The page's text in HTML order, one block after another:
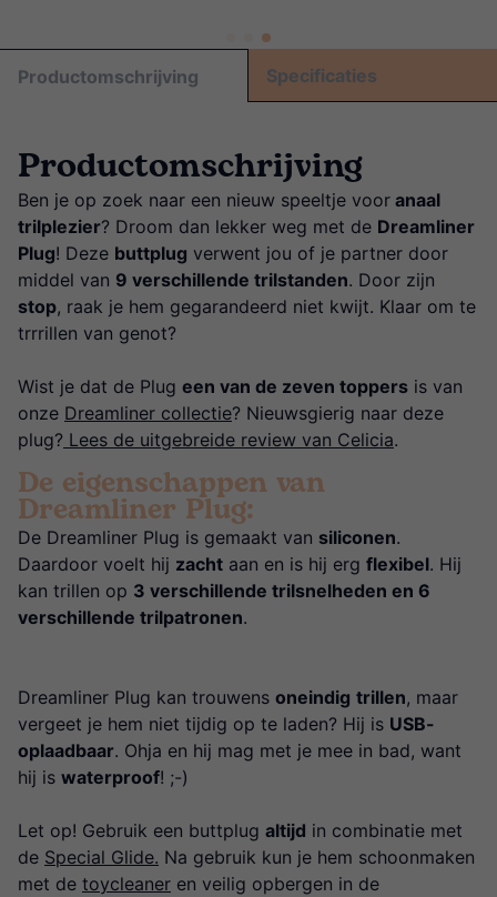
Productomschrijving Specificaties
Productomschrijving
Ben je op zoek naar een nieuw speeltje voor anaal
trilplezier? Droom dan lekker weg met de Dreamliner
Plug! Deze buttplug verwent jou of je partner door
middel van 9 verschillende trilstanden. Door zijn
stop, raak je hem gegarandeerd niet kwijt. Klaar om te
trrrillen van genot?
Wist je dat de Plug een van de zeven toppers is van
onze Dreamliner collectie? Nieuwsgierig naar deze
plug? Lees de uitgebreide review van Celicia.
De eigenschappen van
Dreamliner Plug:
De Dreamliner Plug is gemaakt van siliconen.
Daardoor voelt hij zacht aan en is hij erg flexibel. Hij
kan trillen op 3 verschillende trilsnelheden en 6
verschillende trilpatronen.
Dreamliner Plug kan trouwens oneindig trillen, maar
vergeet je hem niet tijdig op te laden? Hij is USB-
oplaadbaar. Ohja en hij mag met je mee in bad, want
hij is waterproof! ;-)
Let op! Gebruik een buttplug altijd in combinatie met
de Special Glide. Na gebruik kun je hem schoonmaken
met de toycleaner en veilig opbergen in de